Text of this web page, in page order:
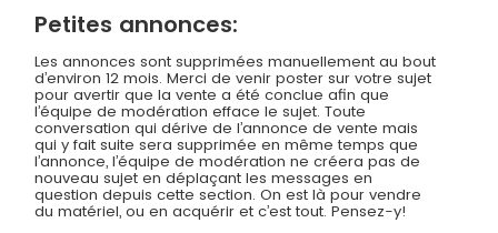
Petites annonces:
Les annonces sont supprimées manuellement au bout
d’environ 12 mois. Merci de venir poster sur votre sujet
pour avertir que la vente a été conclue afin que
l’équipe de modération efface le sujet. Toute
conversation qui dérive de l’annonce de vente mais
qui y fait suite sera supprimée en même temps que
l’annonce, l’équipe de modération ne créera pas de
nouveau sujet en déplaçant les messages en
question depuis cette section. On est là pour vendre
du matériel, ou en acquérir et c’est tout. Pensez-y!